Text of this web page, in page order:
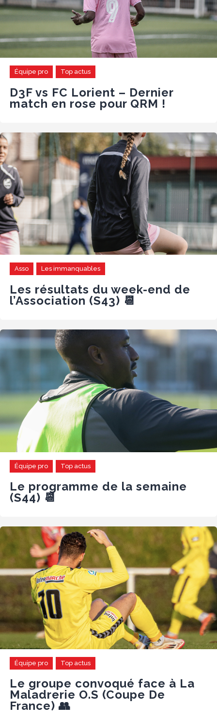
Équipe pro Top actus
D3F vs FC Lorient – Dernier
match en rose pour QRM !
Asso Les immanquables
Les résultats du week-end de
l’Association (S43) 📆
Équipe pro Top actus
Le programme de la semaine
(S44) 📆
Équipe pro Top actus
Le groupe convoqué face à La
Maladrerie O.S (Coupe De
France) 👥